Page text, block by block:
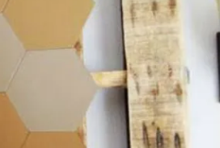
Le camerette realizzate pensando a te!